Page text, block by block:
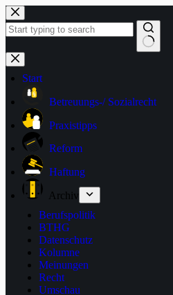
Zum
Inhalt
springen
Keine
Ergebnisse
Start
Betreuungs-/ Sozialrecht
Praxistipps
Reform
Haftung
Archiv
Berufspolitik
BTHG
Datenschutz
Kolumne
Meinungen
Recht
Umschau